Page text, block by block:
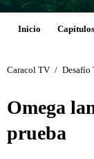
Inicio Capítulos
Caracol TV / Desafío
Omega
prueba